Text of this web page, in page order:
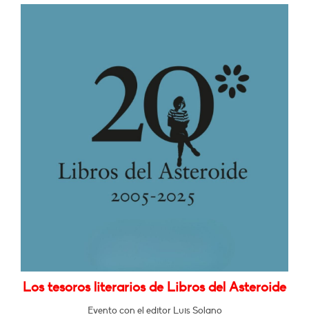
Los tesoros literarios de Libros del Asteroide
Evento con el editor Luis Solano